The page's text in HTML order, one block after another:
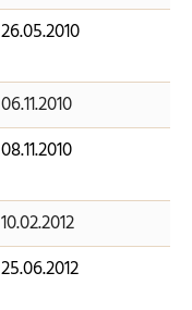
26.05.2010
06.11.2010
08.11.2010
10.02.2012
25.06.2012